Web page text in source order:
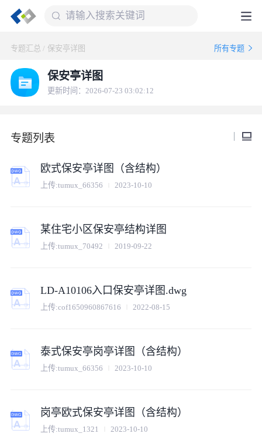
专题汇总 / 保安亭详图 所有专题
保安亭详图
更新时间：2026-07-23 03:02:12
专题列表
欧式保安亭详图（含结构）
上传:tumux_66356 2023-10-10
某住宅小区保安亭结构详图
上传:tumux_70492 2019-09-22
LD-A10106入口保安亭详图.dwg
上传:cof1650960867616 2022-08-15
泰式保安亭岗亭详图（含结构）
上传:tumux_66356 2023-10-10
岗亭欧式保安亭详图（含结构）
上传:tumux_1321 2023-10-10